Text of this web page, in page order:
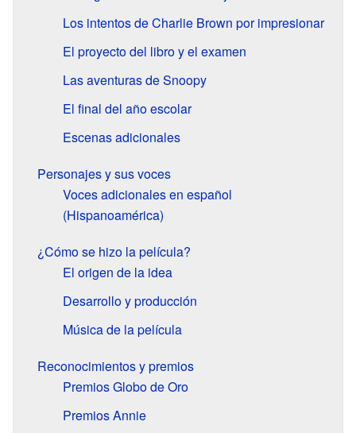
Los intentos de Charlie Brown por impresionar
El proyecto del libro y el examen
Las aventuras de Snoopy
El final del año escolar
Escenas adicionales
Personajes y sus voces
Voces adicionales en español
(Hispanoamérica)
¿Cómo se hizo la película?
El origen de la idea
Desarrollo y producción
Música de la película
Reconocimientos y premios
Premios Globo de Oro
Premios Annie